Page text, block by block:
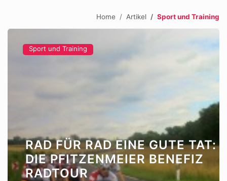
Home Artikel Sport und Training
Sport und Training
RAD FÜR RAD EINE GUTE TAT:
DIE PFITZENMEIER BENEFIZ
RADTOUR